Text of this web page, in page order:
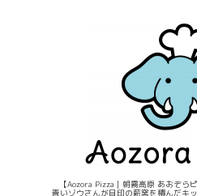
【Aozora Pizza｜朝霧高原 あおぞら
青いゾウさんが目印の薪窯を積んだキ